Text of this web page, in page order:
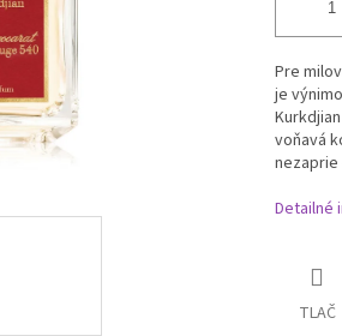
Pre
je
voňavá
nezaprie
Detailné
TLAČ